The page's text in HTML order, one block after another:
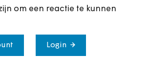
om een reactie te kunnen
Login